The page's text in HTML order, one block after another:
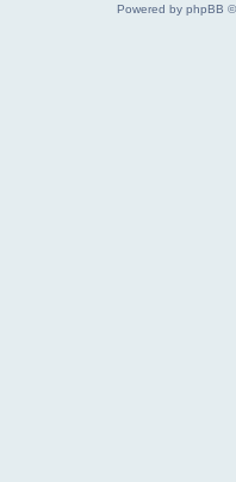
Powered by phpBB